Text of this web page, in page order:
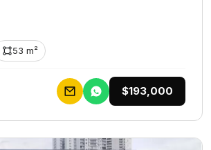
53 m²
$193,000